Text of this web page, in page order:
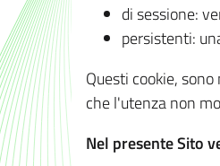
di sessione:
persistenti:
Questi cookie,
che l'utenza non
Nel presente Sito